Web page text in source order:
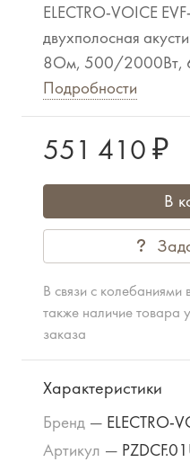
ELECTRO-VOICE
двухполосная
8Ом, 500/2000Вт,
Подробности
551 410 ₽
В
В связи с
также наличие товара
заказа
Характеристики
Бренд — ELECTRO-
Артикул —